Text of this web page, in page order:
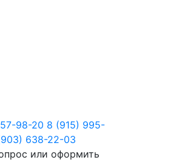
98-20 8 (915) 995-
638-22-03
или оформить